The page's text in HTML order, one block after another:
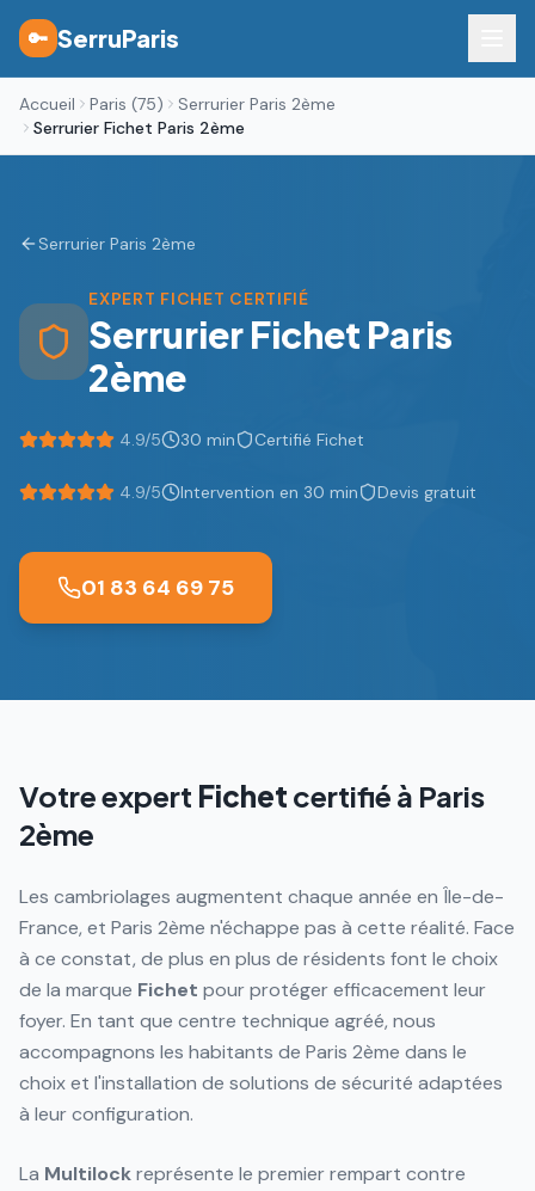
🔑 SerruParis
Accueil Paris (75)
Serrurier Paris 2ème
Serrurier Fichet Paris 2ème
Serrurier Paris 2ème
EXPERT FICHET CERTIFIÉ
Serrurier Fichet Paris
2ème
4.9/5 30 min Certifié Fichet
4.9/5 Intervention en 30 min Devis gratuit
01 83 64 69 75
Votre expert Fichet certifié à Paris
2ème
Les cambriolages augmentent chaque année en Île-de-
France, et Paris 2ème n'échappe pas à cette réalité. Face
à ce constat, de plus en plus de résidents font le choix
de la marque Fichet pour protéger efficacement leur
foyer. En tant que centre technique agréé, nous
accompagnons les habitants de Paris 2ème dans le
choix et l'installation de solutions de sécurité adaptées
à leur configuration.
La Multilockreprésente le premier rempart contre